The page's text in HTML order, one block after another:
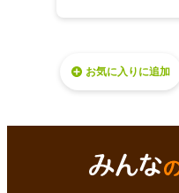
お気に入り